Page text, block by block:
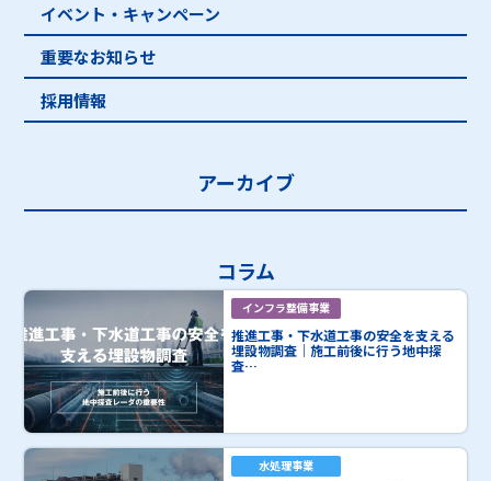
イベント・キャンペーン
重要なお知らせ
採用情報
アーカイブ
コラム
インフラ整備事業
推進工事・下水道工事の安全を支える
埋設物調査｜施工前後に行う地中探
査…
水処理事業